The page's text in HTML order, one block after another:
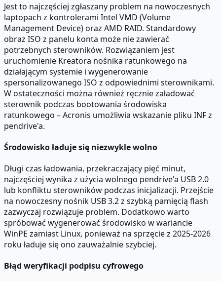
Jest to najczęściej zgłaszany problem na nowoczesnych
laptopach z kontrolerami Intel VMD (Volume
Management Device) oraz AMD RAID. Standardowy
obraz ISO z panelu konta może nie zawierać
potrzebnych sterowników. Rozwiązaniem jest
uruchomienie Kreatora nośnika ratunkowego na
działającym systemie i wygenerowanie
spersonalizowanego ISO z odpowiednimi sterownikami.
W ostateczności można również ręcznie załadować
sterownik podczas bootowania środowiska
ratunkowego – Acronis umożliwia wskazanie pliku INF z
pendrive'a.
Środowisko ładuje się niezwykle wolno
Długi czas ładowania, przekraczający pięć minut,
najczęściej wynika z użycia wolnego pendrive'a USB 2.0
lub konfliktu sterowników podczas inicjalizacji. Przejście
na nowoczesny nośnik USB 3.2 z szybką pamięcią flash
zazwyczaj rozwiązuje problem. Dodatkowo warto
spróbować wygenerować środowisko w wariancie
WinPE zamiast Linux, ponieważ na sprzęcie z 2025-2026
roku ładuje się ono zauważalnie szybciej.
Błąd weryfikacji podpisu cyfrowego